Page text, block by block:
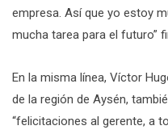
empresa. Así que yo estoy
mucha tarea para el futuro”
En la misma línea, Víctor
de la región de Aysén,
“felicitaciones al gerente, a